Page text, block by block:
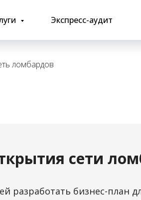
Экспресс-аудит
ломбардов
сети
разработать бизнес-план